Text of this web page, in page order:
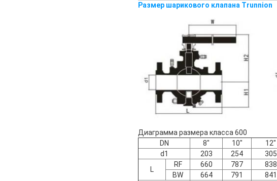
Размер шарикового клапана Trunnion
Диаграмма размера класса 600
DN
8" 10" 12"
d1
203 254 305
L
RF 660 787 838
BW
664 791 841